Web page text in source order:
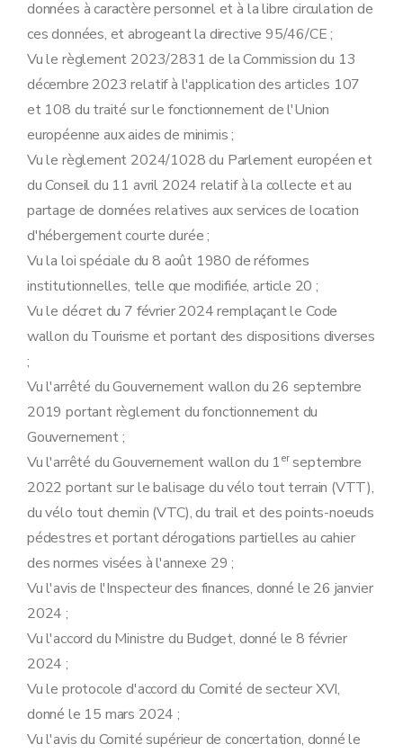
Annexe 16
Annexe 17
Annexe 18
Annexe 19
Annexe 20
Annexe 21
Annexe 22
données à caractère personnel et à la libre circulation de
ces données, et abrogeant la directive 95/46/CE ;
Vu le règlement 2023/2831 de la Commission du 13
décembre 2023 relatif à l'application des articles 107
et 108 du traité sur le fonctionnement de l'Union
européenne aux aides de minimis ;
Vu le règlement 2024/1028 du Parlement européen et
du Conseil du 11 avril 2024 relatif à la collecte et au
partage de données relatives aux services de location
d'hébergement courte durée ;
Vu la loi spéciale du 8 août 1980 de réformes
institutionnelles, telle que modifiée, article 20 ;
Vu le décret du 7 février 2024 remplaçant le Code
wallon du Tourisme et portant des dispositions diverses
;
Vu l'arrêté du Gouvernement wallon du 26 septembre
2019 portant règlement du fonctionnement du
Gouvernement ;
Vu l'arrêté du Gouvernement wallon du 1erseptembre
2022 portant sur le balisage du vélo tout terrain (VTT),
du vélo tout chemin (VTC), du trail et des points-noeuds
pédestres et portant dérogations partielles au cahier
des normes visées à l'annexe 29 ;
Vu l'avis de l'Inspecteur des finances, donné le 26 janvier
2024 ;
Vu l'accord du Ministre du Budget, donné le 8 février
2024 ;
Vu le protocole d'accord du Comité de secteur XVI,
donné le 15 mars 2024 ;
Vu l'avis du Comité supérieur de concertation, donné le